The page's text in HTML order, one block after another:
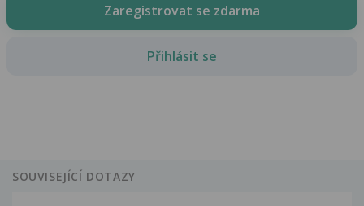
Zaregistrovat se zdarma
Přihlásit se
SOUVISEJÍCÍ DOTAZY